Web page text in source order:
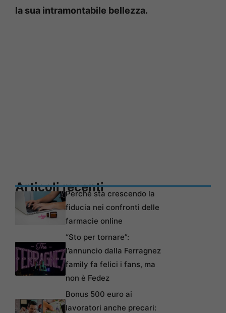
la sua intramontabile bellezza.
Articoli recentiPerché sta crescendo la
fiducia nei confronti delle
farmacie online
“Sto per tornare”:
l’annuncio dalla Ferragnez
family fa felici i fans, ma
non è Fedez
Bonus 500 euro ai
lavoratori anche precari: